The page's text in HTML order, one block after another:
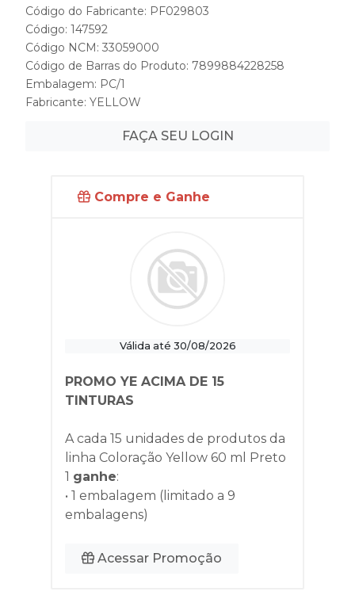
Código do Fabricante: PF029803
Código: 147592
Código NCM: 33059000
Código de Barras do Produto: 7899884228258
Embalagem: PC/1
Fabricante: YELLOW
FAÇA SEU LOGIN
Compre e Ganhe
Válida até 30/08/2026
PROMO YE ACIMA DE 15
TINTURAS
A cada 15 unidades de produtos da
linha Coloração Yellow 60 ml Preto
1 ganhe:
• 1 embalagem (limitado a 9
embalagens)
Acessar Promoção